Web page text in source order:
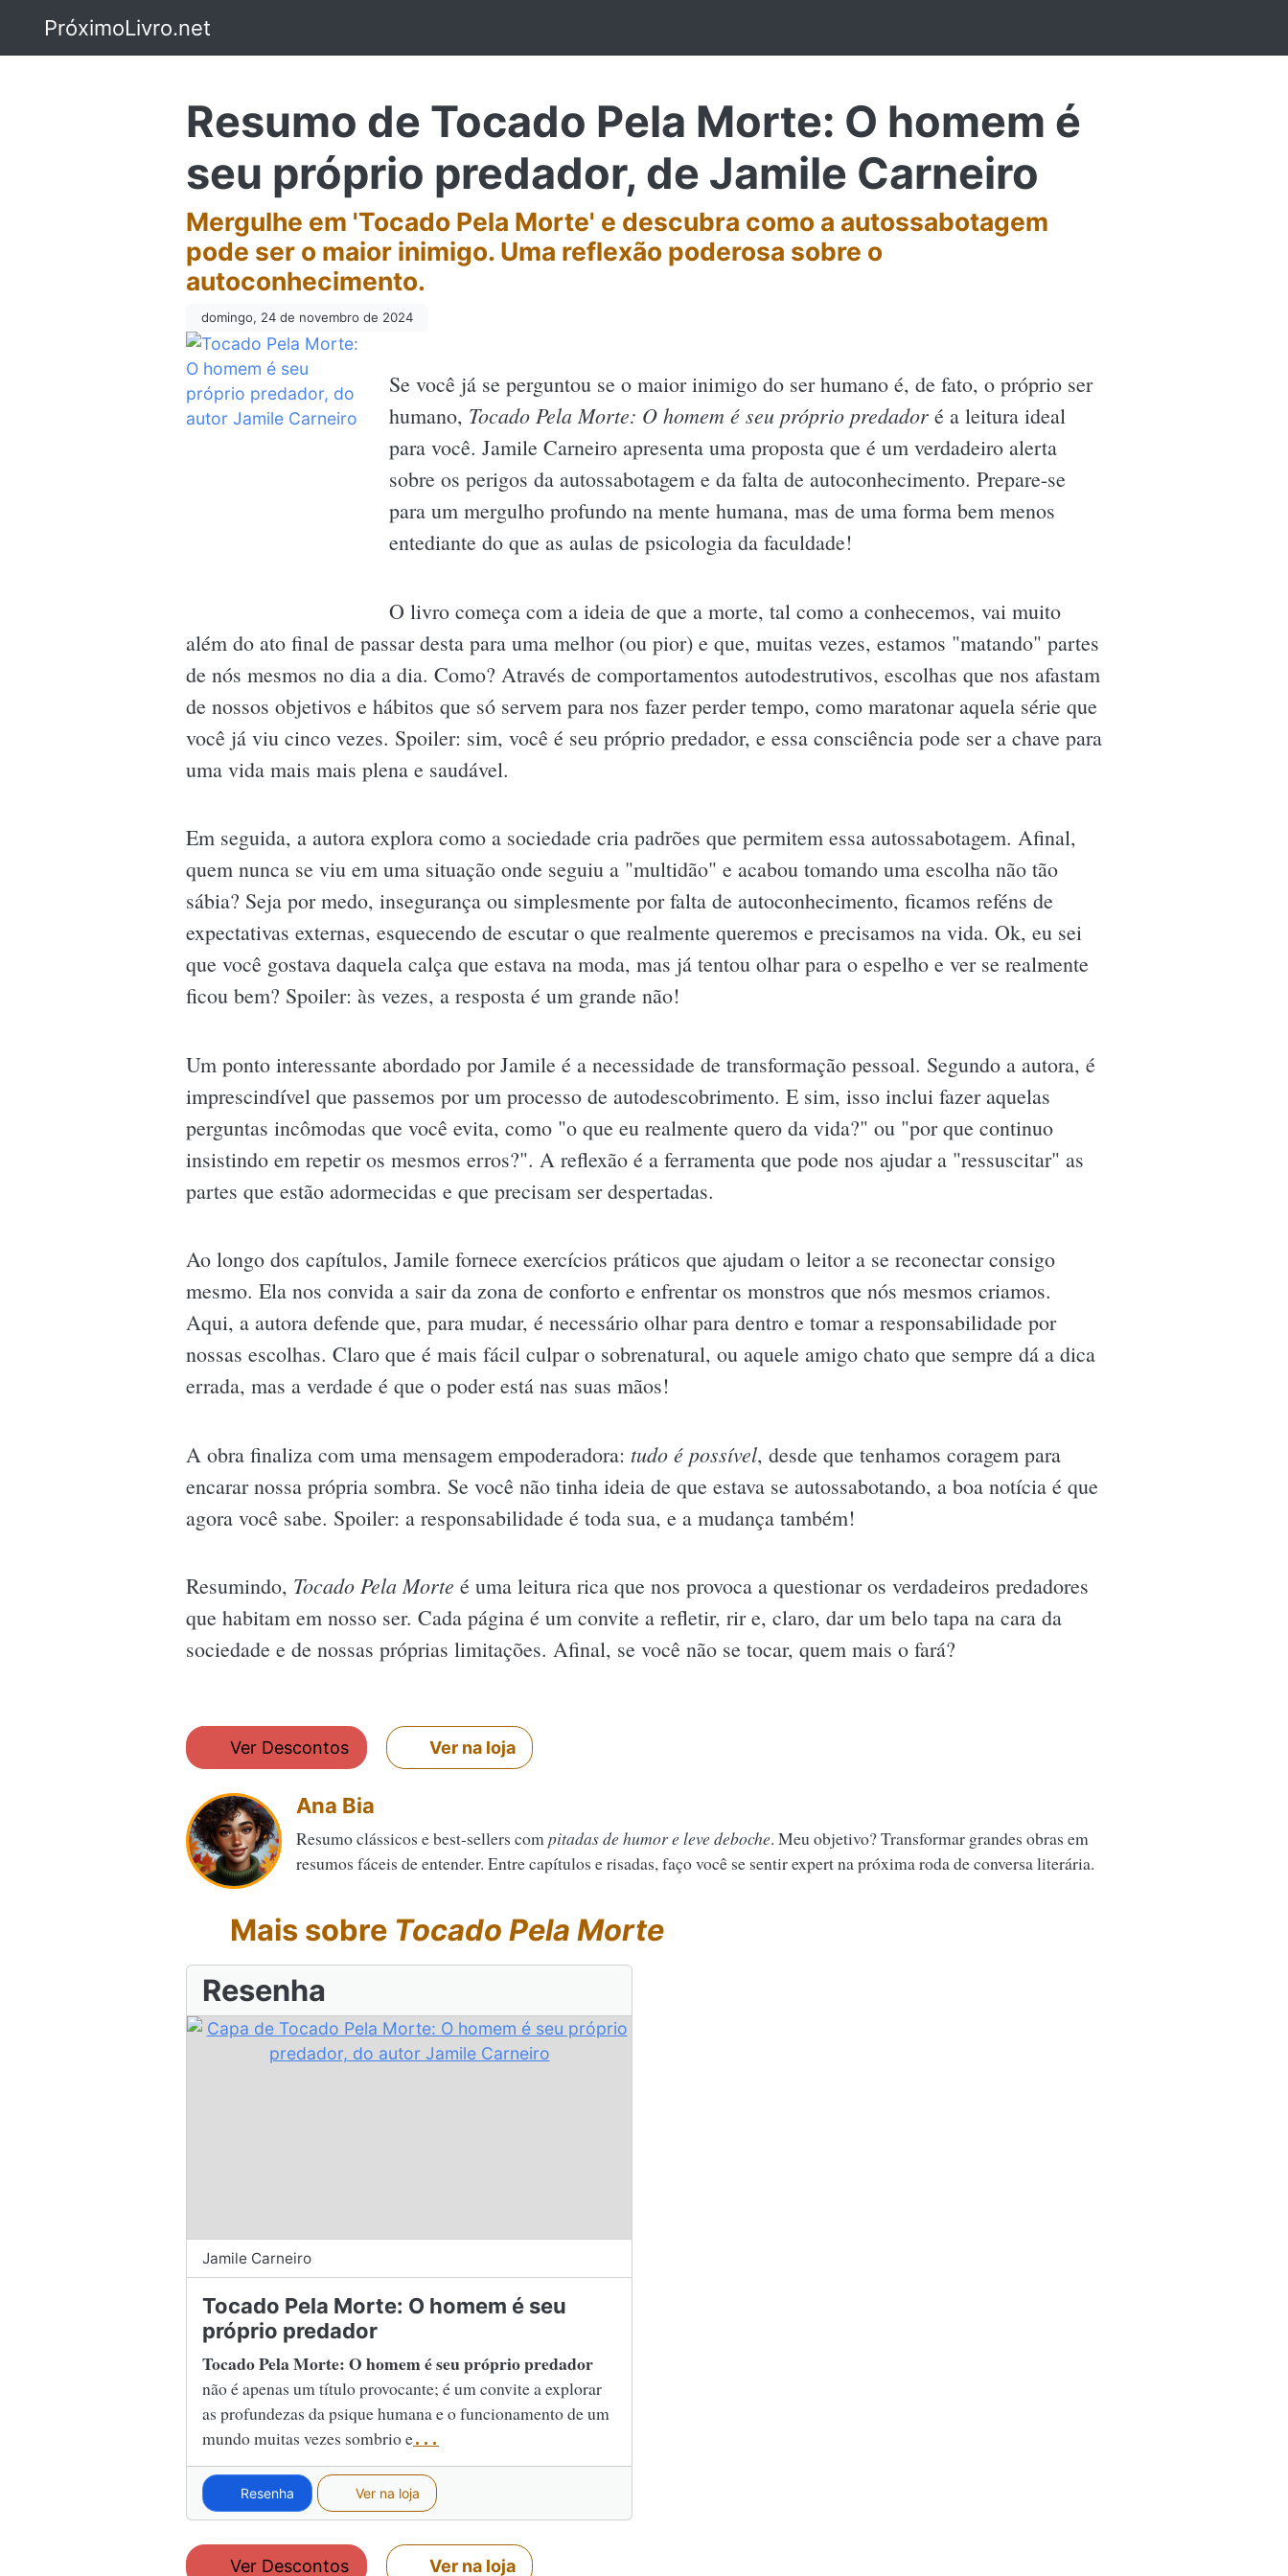
PróximoLivro.net
Resumo de Tocado Pela Morte: O homem é
seu próprio predador, de Jamile Carneiro
Mergulhe em 'Tocado Pela Morte' e descubra como a autossabotagem
pode ser o maior inimigo. Uma reflexão poderosa sobre o
autoconhecimento.
domingo, 24 de novembro de 2024
Se você já se perguntou se o maior inimigo do ser humano é, de fato, o próprio ser
humano, Tocado Pela Morte: O homem é seu próprio predador é a leitura ideal
para você. Jamile Carneiro apresenta uma proposta que é um verdadeiro alerta
sobre os perigos da autossabotagem e da falta de autoconhecimento. Prepare-se
para um mergulho profundo na mente humana, mas de uma forma bem menos
entediante do que as aulas de psicologia da faculdade!
O livro começa com a ideia de que a morte, tal como a conhecemos, vai muito
além do ato final de passar desta para uma melhor (ou pior) e que, muitas vezes, estamos "matando" partes
de nós mesmos no dia a dia. Como? Através de comportamentos autodestrutivos, escolhas que nos afastam
de nossos objetivos e hábitos que só servem para nos fazer perder tempo, como maratonar aquela série que
você já viu cinco vezes. Spoiler: sim, você é seu próprio predador, e essa consciência pode ser a chave para
uma vida mais mais plena e saudável.
Em seguida, a autora explora como a sociedade cria padrões que permitem essa autossabotagem. Afinal,
quem nunca se viu em uma situação onde seguiu a "multidão" e acabou tomando uma escolha não tão
sábia? Seja por medo, insegurança ou simplesmente por falta de autoconhecimento, ficamos reféns de
expectativas externas, esquecendo de escutar o que realmente queremos e precisamos na vida. Ok, eu sei
que você gostava daquela calça que estava na moda, mas já tentou olhar para o espelho e ver se realmente
ficou bem? Spoiler: às vezes, a resposta é um grande não!
Um ponto interessante abordado por Jamile é a necessidade de transformação pessoal. Segundo a autora, é
imprescindível que passemos por um processo de autodescobrimento. E sim, isso inclui fazer aquelas
perguntas incômodas que você evita, como "o que eu realmente quero da vida?" ou "por que continuo
insistindo em repetir os mesmos erros?". A reflexão é a ferramenta que pode nos ajudar a "ressuscitar" as
partes que estão adormecidas e que precisam ser despertadas.
Ao longo dos capítulos, Jamile fornece exercícios práticos que ajudam o leitor a se reconectar consigo
mesmo. Ela nos convida a sair da zona de conforto e enfrentar os monstros que nós mesmos criamos.
Aqui, a autora defende que, para mudar, é necessário olhar para dentro e tomar a responsabilidade por
nossas escolhas. Claro que é mais fácil culpar o sobrenatural, ou aquele amigo chato que sempre dá a dica
errada, mas a verdade é que o poder está nas suas mãos!
A obra finaliza com uma mensagem empoderadora: tudo é possível, desde que tenhamos coragem para
encarar nossa própria sombra. Se você não tinha ideia de que estava se autossabotando, a boa notícia é que
agora você sabe. Spoiler: a responsabilidade é toda sua, e a mudança também!
Resumindo, Tocado Pela Morte é uma leitura rica que nos provoca a questionar os verdadeiros predadores
que habitam em nosso ser. Cada página é um convite a refletir, rir e, claro, dar um belo tapa na cara da
sociedade e de nossas próprias limitações. Afinal, se você não se tocar, quem mais o fará?
Ver Descontos Ver na loja
Ana Bia
Resumo clássicos e best-sellers compitadas de humor e leve deboche. Meu objetivo? Transformar grandes obras em
resumos fáceis de entender. Entre capítulos e risadas, faço você se sentir expert na próxima roda de conversa literária.
Mais sobre Tocado Pela Morte
Resenha
Jamile Carneiro
Tocado Pela Morte: O homem é seu
próprio predador
Tocado Pela Morte: O homem é seu próprio predador
não é apenas um título provocante; é um convite a explorar
as profundezas da psique humana e o funcionamento de um
mundo muitas vezes sombrio e...
Resenha Ver na loja
Ver Descontos Ver na loja